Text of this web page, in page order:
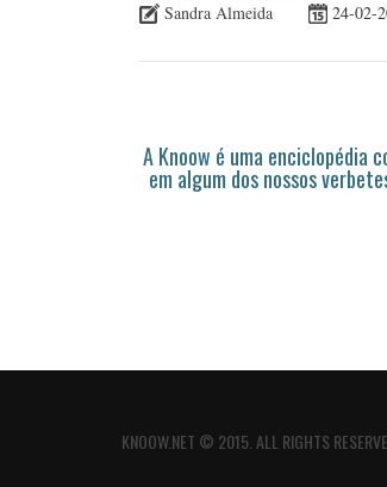
Sandra Almeida
24-02-
A Knoow é uma enciclopédia
em algum dos nossos
KNOOW.NET © 2015. ALL RIGHTS